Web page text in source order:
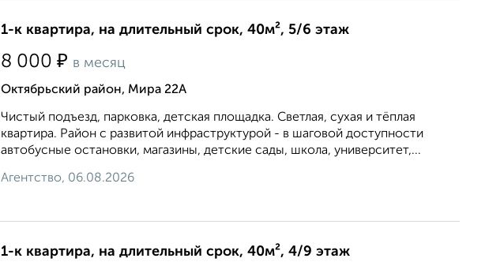
1-к квартира, на длительный срок, 40м², 5/6 этаж
8 000 ₽ в месяц
Октябрьский район, Мира 22А
Чистый подъезд, парковка, детская площадка. Светлая, сухая и тёплая
квартира. Район с развитой инфраструктурой - в шаговой доступности
автобусные остановки, магазины, детские сады, школа, университет,...
Агентство, 06.08.2026
1-к квартира, на длительный срок, 40м², 4/9 этаж